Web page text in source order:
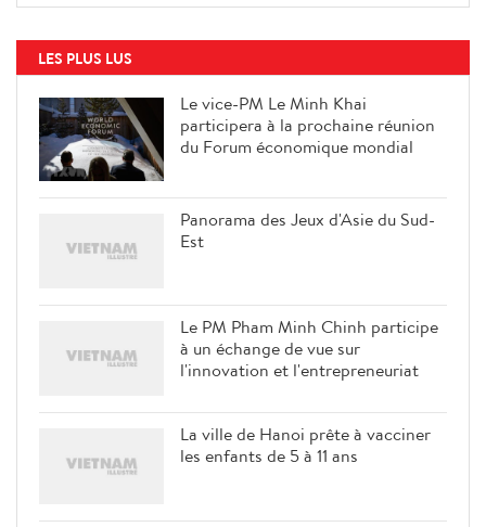
LES PLUS LUS
Le vice-PM Le Minh Khai
participera à la prochaine réunion
du Forum économique mondial
Panorama des Jeux d'Asie du Sud-
Est
Le PM Pham Minh Chinh participe
à un échange de vue sur
l'innovation et l'entrepreneuriat
La ville de Hanoi prête à vacciner
les enfants de 5 à 11 ans